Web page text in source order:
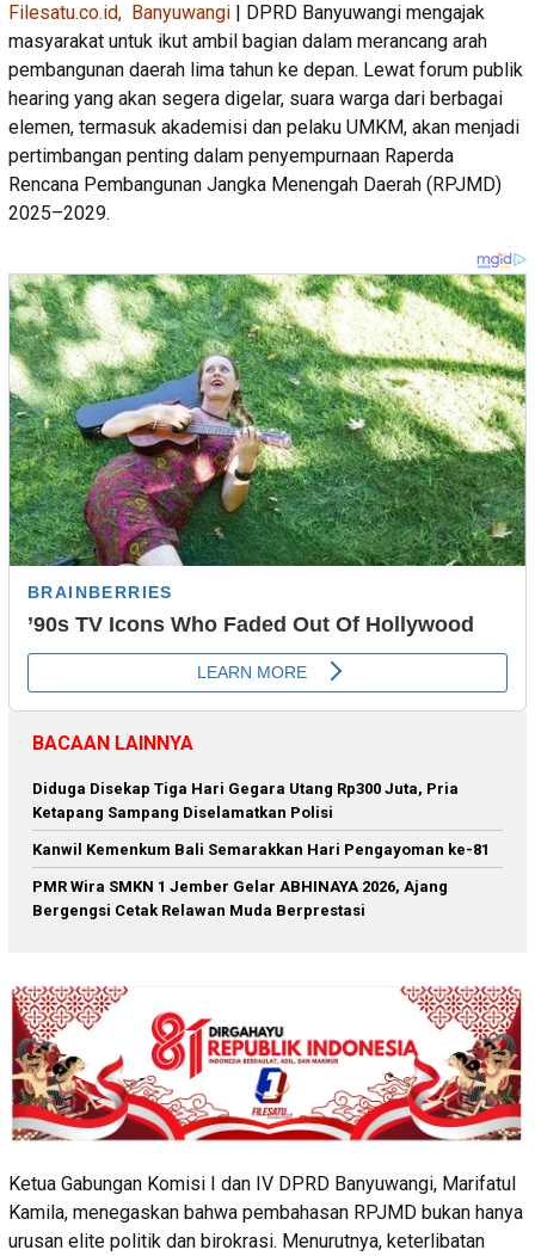
Filesatu.co.id, Banyuwangi | DPRD Banyuwangi mengajak
masyarakat untuk ikut ambil bagian dalam merancang arah
pembangunan daerah lima tahun ke depan. Lewat forum publik
hearing yang akan segera digelar, suara warga dari berbagai
elemen, termasuk akademisi dan pelaku UMKM, akan menjadi
pertimbangan penting dalam penyempurnaan Raperda
Rencana Pembangunan Jangka Menengah Daerah (RPJMD)
2025–2029.
BACAAN LAINNYA
Diduga Disekap Tiga Hari Gegara Utang Rp300 Juta, Pria
Ketapang Sampang Diselamatkan Polisi
Kanwil Kemenkum Bali Semarakkan Hari Pengayoman ke-81
PMR Wira SMKN 1 Jember Gelar ABHINAYA 2026, Ajang
Bergengsi Cetak Relawan Muda Berprestasi
Ketua Gabungan Komisi I dan IV DPRD Banyuwangi, Marifatul
Kamila, menegaskan bahwa pembahasan RPJMD bukan hanya
urusan elite politik dan birokrasi. Menurutnya, keterlibatan